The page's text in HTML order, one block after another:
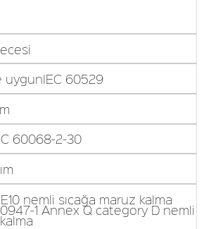
uygunIEC 60529
60068-2-30
nemli sıcağa maruz kalma
1 Annex Q category D nemli